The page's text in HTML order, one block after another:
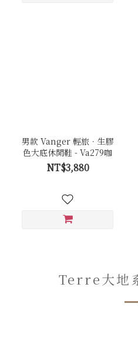
男款 Vanger 輕旅．生膠
色大底休閒鞋 - Va279咖
NT$3,880
Terre大地